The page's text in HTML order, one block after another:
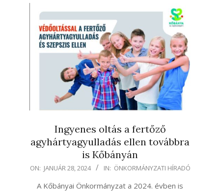
Ingyenes oltás a fertőző
agyhártyagyulladás ellen továbbra
is Kőbányán
2024-
28
ON: JANUÁR 28, 2024 IN: ÖNKORMÁNYZATI HÍRADÓ
A Kőbányai Önkormányzat a 2024. évben is